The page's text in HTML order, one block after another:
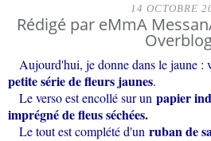
14 OCTOBRE
Rédigé par eMmA
Aujourd'hui, je donne dans le jaune :
petite série de fleurs jaunes.
Le verso est encollé sur un papier
imprégné de fleus séchées.
Le tout est complété d'un ruban de